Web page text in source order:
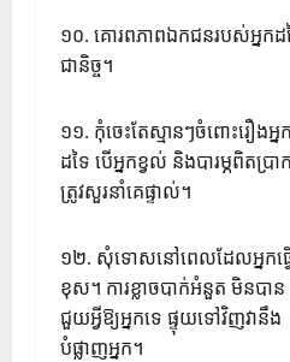
១០. គោរពភាពឯកជនរបស់អ្នកដ
ជានិច្ច។
១១. កុំចេះតែស្មានៗចំពោះរឿងអ្នក
ដទៃ បើអ្នកខ្វល់ និងបារម្ភពិតប្រា
ត្រូវសួរនាំគេផ្ទាល់។
១២. សុំទោសនៅពេលដែលអ្នកធ្វ
ខុស។ ការខ្លាចបាក់អំនួត មិនបាន
ជួយអ្វីឱ្យអ្នកទេ ផ្ទុយទៅវិញវានឹង
បំផ្លាញអ្នក។